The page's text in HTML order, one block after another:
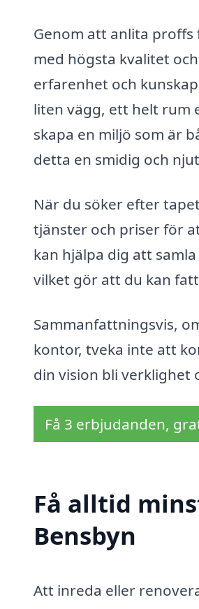
Genom att anlita
med högsta kvalitet
erfarenhet och
liten vägg, ett helt rum
skapa en miljö som är
detta en smidig och
När du söker efter
tjänster och priser för
kan hjälpa dig att
vilket gör att du kan
Sammanfattningsvis,
kontor, tveka inte att
din vision bli verklighet
Få 3 erbjudanden,
Få alltid
Bensbyn
Att inreda eller